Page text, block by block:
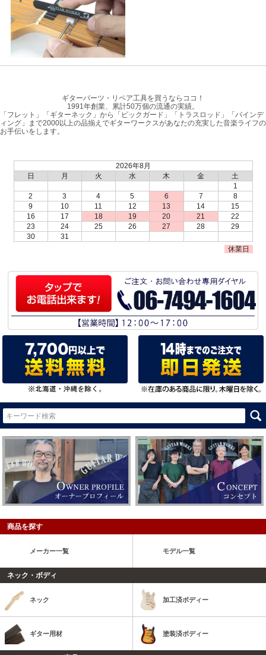
ギターパーツ・リペア工具を買うならココ！
1991年創業、累計50万個の流通の実績。
「フレット」「ギターネック」から「ピックガード」「トラスロッド」「バインデ
ィング」まで2000以上の品揃えでギターワークスがあなたの充実した音楽ライフの
お手伝いをします。
2026年8月
日
月 火 水 木 金
土
1
2
3 4 5 6 7
8
9
10 11 12 13 14
15
16
17 18 19 20 21
22
23
24 25 26 27 28
29
30
31
休業日
商品を探す
メーカー一覧 モデル一覧
ネック・ボディ
ネック 加工済ボディー
ギター用材 塗装済ボディー